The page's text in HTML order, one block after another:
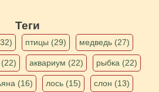
Теги
птицы (29) медведь (27)
аквариум (22) рыбка (22)
(16) лось (15) слон (13)